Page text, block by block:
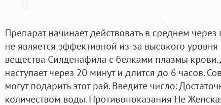
Препарат начинает действовать в среднем
не является эффективной из-за высокого
вещества Силденафила с белками плазмы крови.
наступает через 20 минут и длится до 6 часов.
могут подарить этот рай. Введите число:
количеством воды. Противопоказания Не